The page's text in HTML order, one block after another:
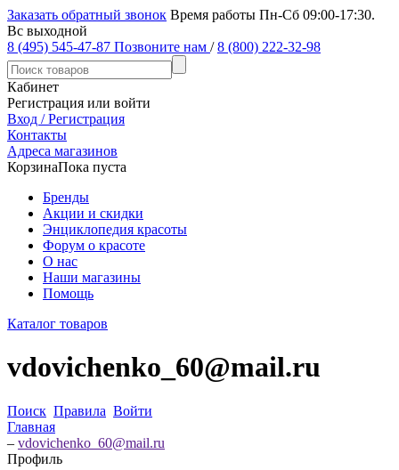
Заказать обратный звонок Время работы Пн-Сб 09:00-17:30.
Вс выходной
8 (495) 545-47-87 Позвоните нам / 8 (800) 222-32-98
Кабинет
Регистрация или войти
Вход / Регистрация
Контакты
Адреса магазинов
КорзинаПока пуста
Бренды
Акции и скидки
Энциклопедия красоты
Форум о красоте
О нас
Наши магазины
Помощь
Каталог товаров
vdovichenko_60@mail.ru
Поиск Правила Войти
Главная
– vdovichenko_60@mail.ru
Профиль